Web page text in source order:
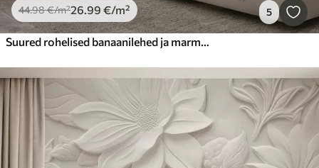
44.98€/m²26.99 €/m² 5
Suured rohelised banaanilehed ja marmorjas tekstuur